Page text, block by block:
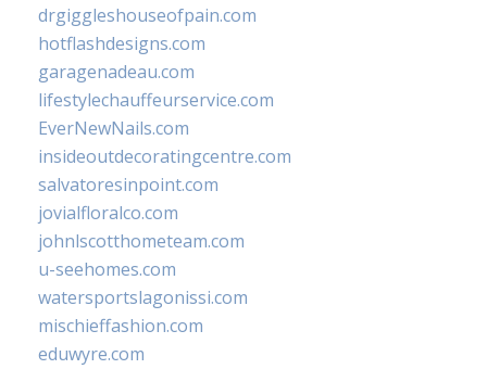
drgiggleshouseofpain.com
hotflashdesigns.com
garagenadeau.com
lifestylechauffeurservice.com
EverNewNails.com
insideoutdecoratingcentre.com
salvatoresinpoint.com
jovialfloralco.com
johnlscotthometeam.com
u-seehomes.com
watersportslagonissi.com
mischieffashion.com
eduwyre.com